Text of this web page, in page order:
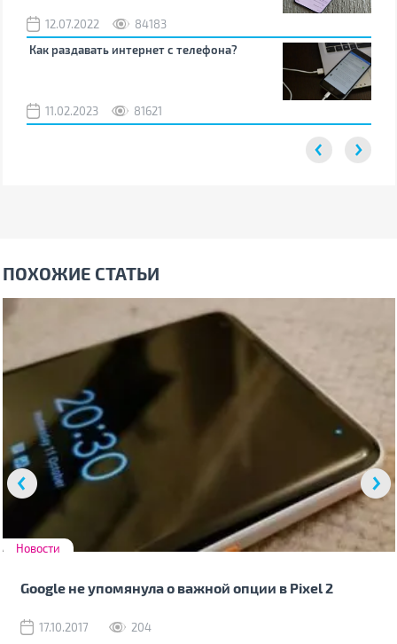
12.07.2022
84183
Как раздавать интернет с телефона?
11.02.2023 81621
ПОХОЖИЕ СТАТЬИ
Новости
Google не упомянула о важной опции в Pixel 2
17.10.2017 204